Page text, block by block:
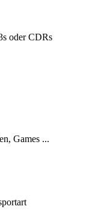
oder CDRs
Games ...